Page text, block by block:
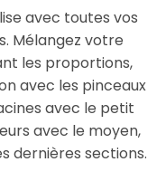
avec toutes vos
Mélangez votre
les proportions,
avec les pinceaux
avec le petit
avec le moyen,
dernières sections.